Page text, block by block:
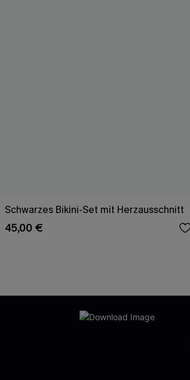
Schwarzes Bikini-Set mit Herzausschnitt
45,00 €